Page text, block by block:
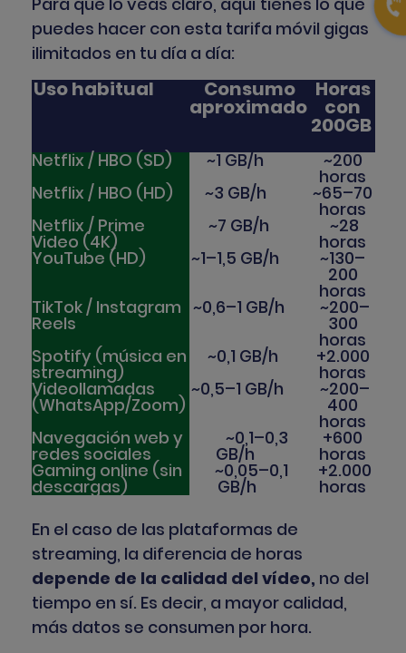
puedes hacer con esta tarifa móvil gigas
ilimitados en tu día a día:
Uso habitual Consumo
aproximado
Horas
con
200GB
Netflix / HBO (SD) ~1 GB/h ~200
horas
Netflix / HBO (HD) ~3 GB/h ~65–70
horas
Netflix / Prime
Video (4K)
~7 GB/h ~28
horas
YouTube (HD) ~1–1,5 GB/h ~130–
200
horas
TikTok / Instagram
Reels
~0,6–1 GB/h ~200–
300
horas
Spotify (música en
streaming)
~0,1 GB/h +2.000
horas
Videollamadas
(WhatsApp/Zoom)
~0,5–1 GB/h ~200–
400
horas
Navegación web y
redes sociales
~0,1–0,3
GB/h
+600
horas
Gaming online (sin
descargas)
~0,05–0,1
GB/h
+2.000
horas
En el caso de las plataformas de
streaming, la diferencia de horas
depende de la calidad del vídeo, no del
tiempo en sí. Es decir, a mayor calidad,
más datos se consumen por hora.